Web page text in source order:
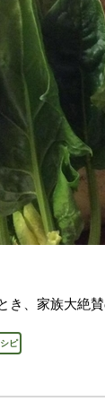
き、家族大絶
ピ